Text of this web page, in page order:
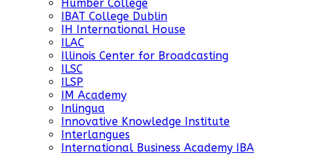
Humber College
IBAT College Dublin
IH International House
ILAC
Illinois Center for Broadcasting
ILSC
ILSP
IM Academy
Inlingua
Innovative Knowledge Institute
Interlangues
International Business Academy IBA